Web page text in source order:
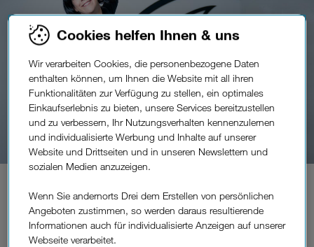
DeinneuerJob bei Drei.
Warum wir täglich daran arbeiten, ein anregendes
Umfeld für unsere Mitarbeitenden zu schaffen? Ganz
Cookies helfen Ihnen & uns
Wir verarbeiten Cookies, die personenbezogene Daten
enthalten können, um Ihnen die Website mit all ihren
Funktionalitäten zur Verfügung zu stellen, ein optimales
Einkaufserlebnis zu bieten, unsere Services bereitzustellen
und zu verbessern, Ihr Nutzungsverhalten kennenzulernen
und individualisierte Werbung und Inhalte auf unserer
Website und Drittseiten und in unseren Newslettern und
sozialen Medien anzuzeigen.
Wenn Sie andernorts Drei dem Erstellen von persönlichen
Angeboten zustimmen, so werden daraus resultierende
Informationen auch für individualisierte Anzeigen auf unserer
Webseite verarbeitet.